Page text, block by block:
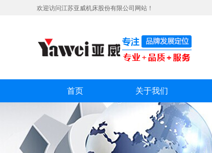
欢迎访问江苏亚威机床股份有限公司网站！
首页 关于我们